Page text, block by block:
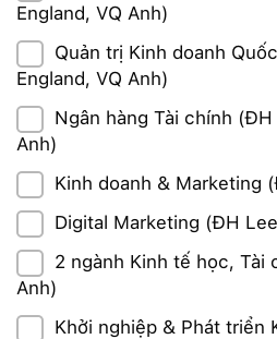
England, VQ Anh)
Quản trị Kinh doanh
England, VQ Anh)
Ngân hàng Tài chính
Anh)
Kinh doanh & Marketing
Digital Marketing (ĐH
2 ngành Kinh tế học, Tài
Anh)
Khởi nghiệp & Phát triển